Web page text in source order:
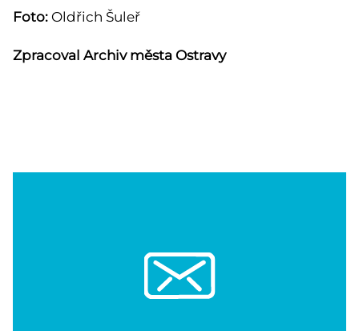
Foto: Oldřich Šuleř
Zpracoval Archiv města Ostravy